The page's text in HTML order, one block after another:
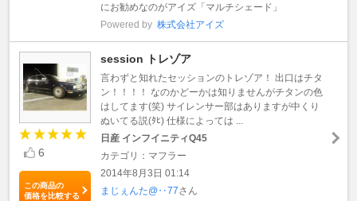
にお勧めなのがアイズ「マルチシェード」
Powered by 株式会社アイズ
6
この商品の
価格を比較する
session トレゾア
言わずと知れたセッションのトレゾア！ 出口はチタ
ン！！！！ なのかどーかは知りませんがチタンの色
はしてます(笑) サイレンサー部はありますが中くり
ぬいてる説(ﾀﾋ) 仕様によっては ...
日産 インフイニティQ45
カテゴリ：マフラー
2014年8月3日 01:14
まじぇんた@‥77さん